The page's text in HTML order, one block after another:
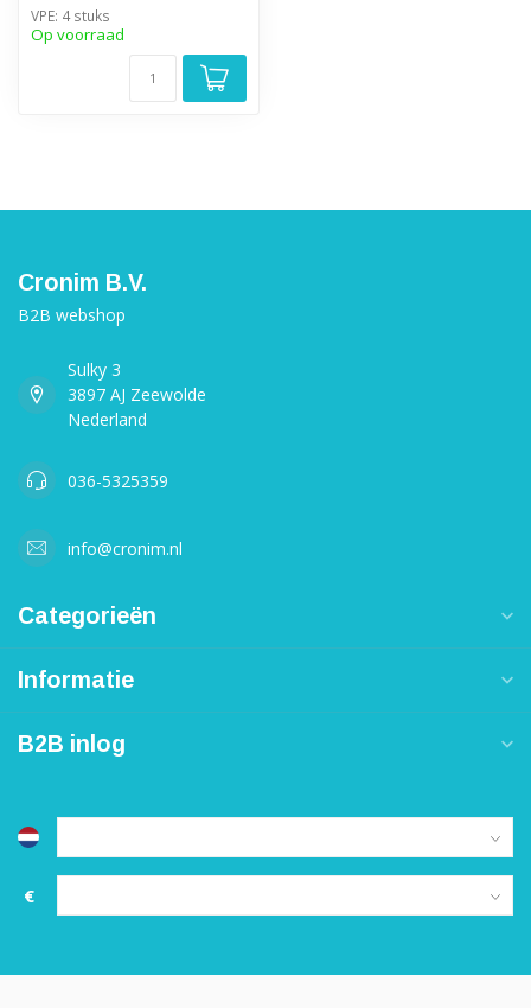
VPE: 4 stuks
Op voorraad
Cronim B.V.
B2B webshop
Sulky 3
3897 AJ Zeewolde
Nederland
036-5325359
info@cronim.nl
Categorieën
Informatie
B2B inlog
€